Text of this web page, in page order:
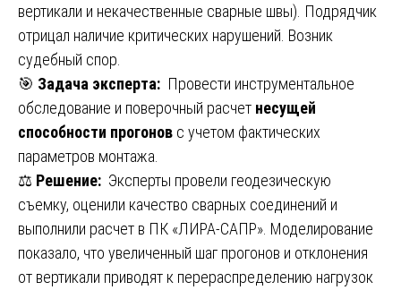
вертикали и некачественные сварные швы). Подрядчик
отрицал наличие критических нарушений. Возник
судебный спор.
🎯 Задача эксперта: Провести инструментальное
обследование и поверочный расчет несущей
способности прогонов с учетом фактических
параметров монтажа.
⚖️ Решение: Эксперты провели геодезическую
съемку, оценили качество сварных соединений и
выполнили расчет в ПК «ЛИРА-САПР». Моделирование
показало, что увеличенный шаг прогонов и отклонения
от вертикали приводят к перераспределению нагрузок